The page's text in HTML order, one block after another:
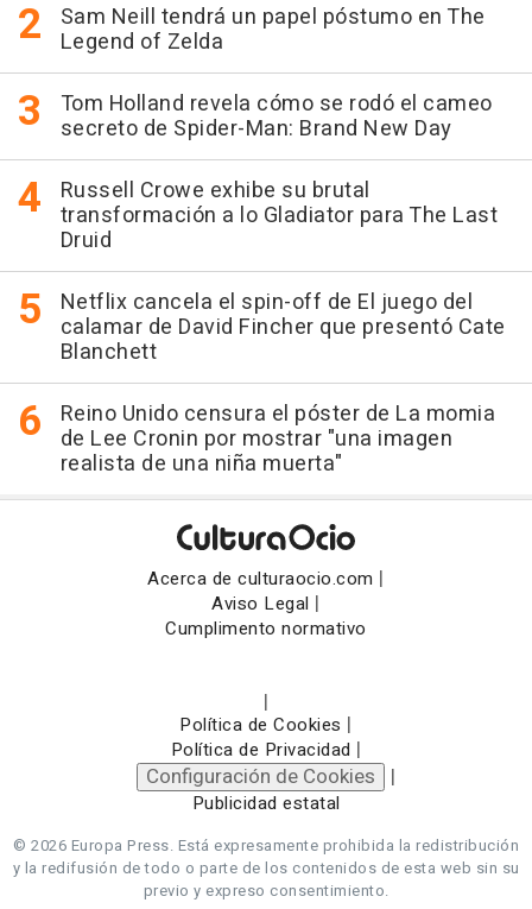
Sam Neill tendrá un papel póstumo en The
Legend of Zelda
Tom Holland revela cómo se rodó el cameo
secreto de Spider-Man: Brand New Day
Russell Crowe exhibe su brutal
transformación a lo Gladiator para The Last
Druid
Netflix cancela el spin-off de El juego del
calamar de David Fincher que presentó Cate
Blanchett
Reino Unido censura el póster de La momia
de Lee Cronin por mostrar "una imagen
realista de una niña muerta"
Acerca de culturaocio.com |
Aviso Legal |
Cumplimento normativo
|
Política de Cookies |
Política de Privacidad |
Configuración de Cookies |
Publicidad estatal
© 2026 Europa Press. Está expresamente prohibida la redistribución
y la redifusión de todo o parte de los contenidos de esta web sin su
previo y expreso consentimiento.